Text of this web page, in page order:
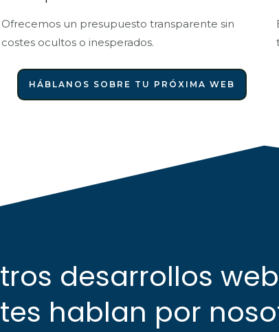
Ofrecemos un presupuesto transparente sin
costes ocultos o inesperados.
HÁBLANOS SOBRE TU PRÓXIMA WEB
desarrollos
hablan por